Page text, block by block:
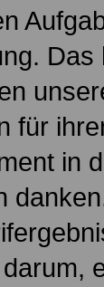
für
in